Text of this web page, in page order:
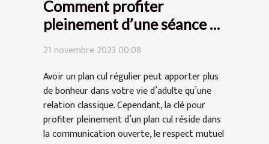
Comment profiter
pleinement d’une séance de
plan cul ?
21 novembre 2023 00:08
Avoir un plan cul régulier peut apporter plus
de bonheur dans votre vie d’adulte qu’une
relation classique. Cependant, la clé pour
profiter pleinement d’un plan cul réside dans
la communication ouverte, le respect mutuel